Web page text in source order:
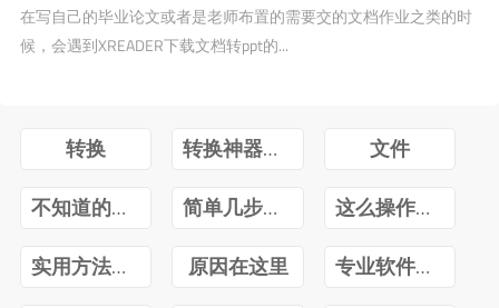
在写自己的毕业论文或者是老师布置的需要交的文档作业之类的时
候，会遇到XREADER下载文档转ppt的...
转换 转换神器不可少
文件
不知道的快来看
简单几步轻松搞定
这么操作简单有效
实用方法推荐
原因在这里
专业软件不可少